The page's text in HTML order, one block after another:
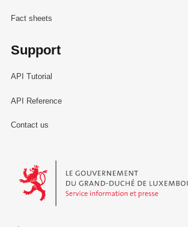
Fact sheets
Support
API Tutorial
API Reference
Contact us
Le Gouvernement du Grand-Duché de